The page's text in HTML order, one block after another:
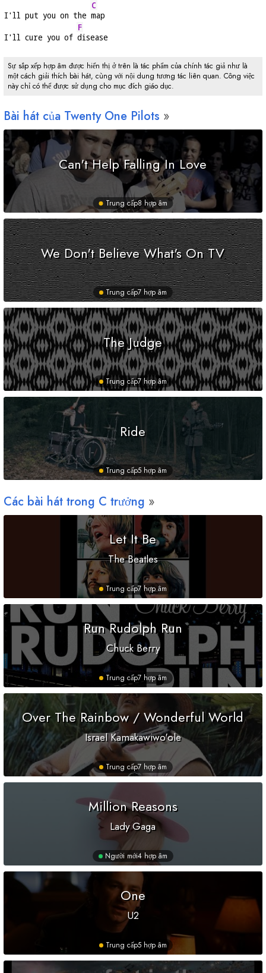
I'll put you on the
C
map
I'll cure you of
F
disease
Sự sắp xếp hợp âm được hiển thị ở trên là tác phẩm của chính tác giả như là
một cách giải thích bài hát, cùng với nội dung tương tác liên quan. Công việc
này chỉ có thể được sử dụng cho mục đích giáo dục.
Bài hát của Twenty One Pilots
Can't Help Falling In Love
Trung cấp8 hợp âm
We Don't Believe What's On TV
Trung cấp7 hợp âm
The Judge
Trung cấp7 hợp âm
Ride
Trung cấp5 hợp âm
Các bài hát trong C trưởng
Let It Be
The Beatles
Trung cấp7 hợp âm
Run Rudolph Run
Chuck Berry
Trung cấp7 hợp âm
Over The Rainbow / Wonderful World
Israel Kamakawiwo'ole
Trung cấp7 hợp âm
Million Reasons
Lady Gaga
Người mới4 hợp âm
One
U2
Trung cấp5 hợp âm